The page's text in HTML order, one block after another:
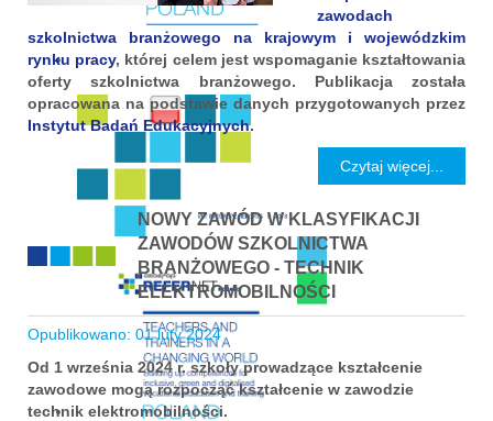
zawodach
szkolnictwa branżowego na krajowym i wojewódzkim
rynku pracy, której celem jest wspomaganie kształtowania
oferty szkolnictwa branżowego. Publikacja została
opracowana na podstawie danych przygotowanych przez
Instytut Badań Edukacyjnych.
Czytaj więcej...
NOWY ZAWÓD W KLASYFIKACJI
ZAWODÓW SZKOLNICTWA
BRANŻOWEGO - TECHNIK
ELEKTROMOBILNOŚCI
Opublikowano: 01 luty 2024
Od 1 września 2024 r. szkoły prowadzące kształcenie
zawodowe mogą rozpocząć kształcenie w zawodzie
technik elektromobilności.